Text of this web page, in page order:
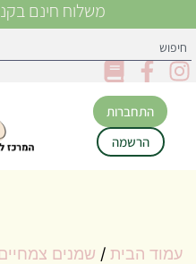
משלוח חינם בקנייה
התחברות
הרשמה
עמוד הבית / שמנים